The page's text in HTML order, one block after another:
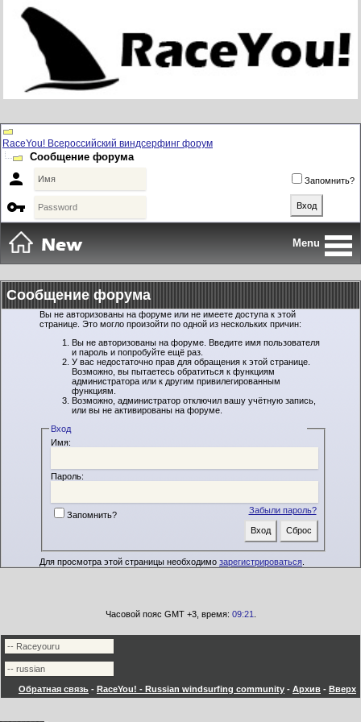
RaceYou! Всероссийский виндсерфинг форум
Сообщение форума
 Запомнить?

Menu
Сообщение форума
Вы не авторизованы на форуме или не имеете доступа к этой
странице. Это могло произойти по одной из нескольких причин:
Вы не авторизованы на форуме. Введите имя пользователя
и пароль и попробуйте ещё раз.
У вас недостаточно прав для обращения к этой странице.
Возможно, вы пытаетесь обратиться к функциям
администратора или к другим привилегированным
функциям.
Возможно, администратор отключил вашу учётную запись,
или вы не активированы на форуме.
Вход
Имя:
Пароль:
Забыли пароль?
Запомнить?
Для просмотра этой страницы необходимо зарегистрироваться
Часовой пояс GMT +3, время: 09:21
Обратная связь - RaceYou! - Russian windsurfing community - Архив - Вверх